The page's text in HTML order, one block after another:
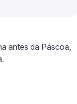
antes da Páscoa,